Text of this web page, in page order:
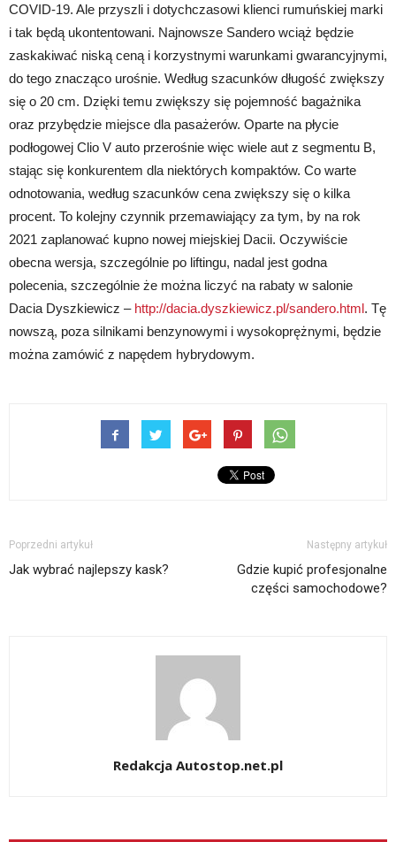
COVID-19. Ale przyszli i dotychczasowi klienci rumuńskiej marki
i tak będą ukontentowani. Najnowsze Sandero wciąż będzie
zaskakiwać niską ceną i korzystnymi warunkami gwarancyjnymi,
do tego znacząco urośnie. Według szacunków długość zwiększy
się o 20 cm. Dzięki temu zwiększy się pojemność bagażnika
oraz przybędzie miejsce dla pasażerów. Oparte na płycie
podłogowej Clio V auto przerośnie więc wiele aut z segmentu B,
stając się konkurentem dla niektórych kompaktów. Co warte
odnotowania, według szacunków cena zwiększy się o kilka
procent. To kolejny czynnik przemawiający za tym, by na rok
2021 zaplanować kupno nowej miejskiej Dacii. Oczywiście
obecna wersja, szczególnie po liftingu, nadal jest godna
polecenia, szczególnie że można liczyć na rabaty w salonie
Dacia Dyszkiewicz – http://dacia.dyszkiewicz.pl/sandero.html. Tę
nowszą, poza silnikami benzynowymi i wysokoprężnymi, będzie
można zamówić z napędem hybrydowym.
Poprzedni artykuł
Jak wybrać najlepszy kask?
Następny artykuł
Gdzie kupić profesjonalne
części samochodowe?
Redakcja Autostop.net.pl